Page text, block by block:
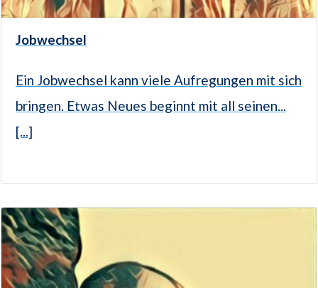
Jobwechsel
Ein Jobwechsel kann viele Aufregungen mit sich
bringen. Etwas Neues beginnt mit all seinen...
[...]